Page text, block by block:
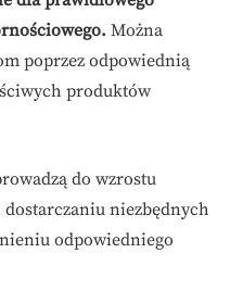
Można
poprzez odpowiednią
produktów
do wzrostu
niezbędnych
odpowiedniego